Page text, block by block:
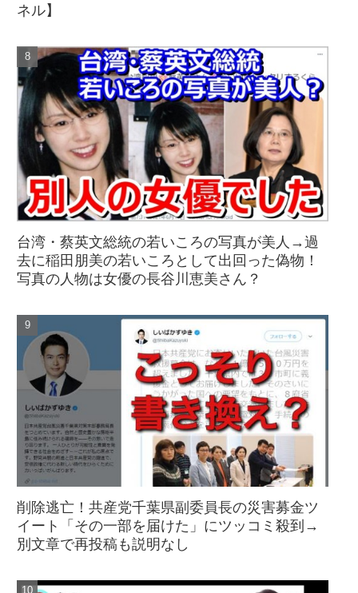
ネル】
台湾・蔡英文総統の若いころの写真が美人→過
去に稲田朋美の若いころとして出回った偽物！
写真の人物は女優の長谷川恵美さん？
削除逃亡！共産党千葉県副委員長の災害募金ツ
イート「その一部を届けた」にツッコミ殺到→
別文章で再投稿も説明なし